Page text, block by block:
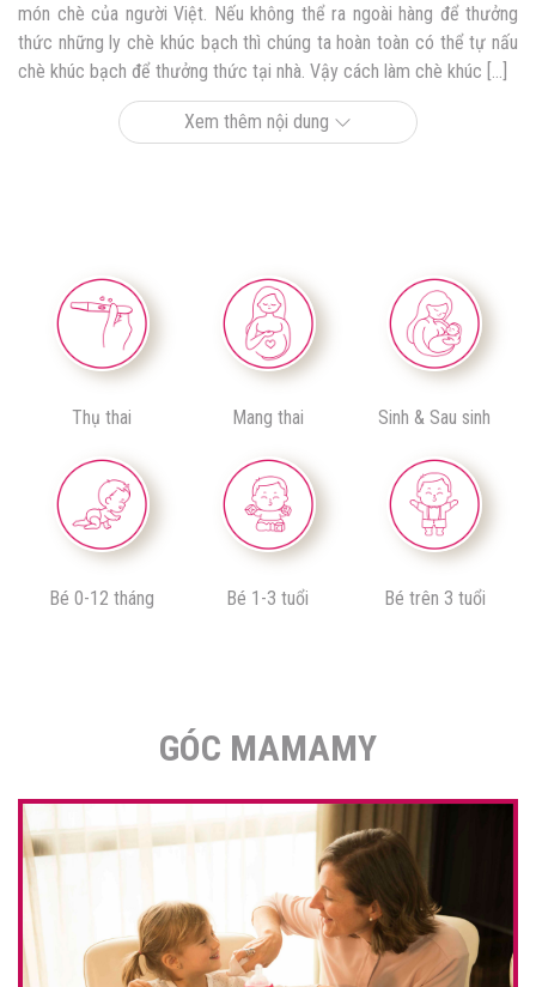
món chè của người Việt. Nếu không thể ra ngoài hàng để thưởng
thức những ly chè khúc bạch thì chúng ta hoàn toàn có thể tự nấu
chè khúc bạch để thưởng thức tại nhà. Vậy cách làm chè khúc […]
Xem thêm nội dung
Thụ thai Mang thai Sinh & Sau sinh
Bé 0-12 tháng Bé 1-3 tuổi Bé trên 3 tuổi
GÓC MAMAMY